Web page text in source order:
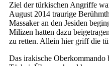
Ziel der türkischen Angriffe
August 2014 traurige
Massaker an den Jesiden
Milizen hatten dazu
zu retten. Allein hier griff die
Das irakische Oberkommando